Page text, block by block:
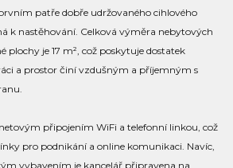
patře dobře udržovaného cihlového
k nastěhování. Celková výměra nebytových
plochy je 17 m², což poskytuje dostatek
a prostor činí vzdušným a příjemným s
připojením WiFi a telefonní linkou, což
pro podnikání a online komunikaci. Navíc,
vybavením je kancelář připravena na